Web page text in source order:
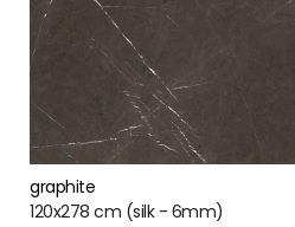
graphite
120x278 cm (silk - 6mm)